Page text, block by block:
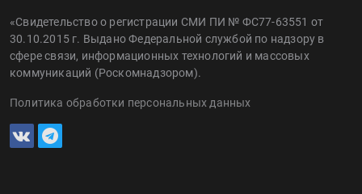
«Свидетельство о регистрации СМИ ПИ № ФС77-63551 от
30.10.2015 г. Выдано Федеральной службой по надзору в
сфере связи, информационных технологий и массовых
коммуникаций (Роскомнадзором).
Политика обработки персональных данных